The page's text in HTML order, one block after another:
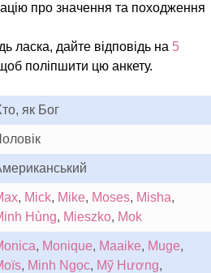
про значення та походження
ласка, дайте відповідь на 5
поліпшити цю анкету.
як Бог
, Mick, Mike, Moses, Misha,
Hùng, Mieszko, Mok
, Monique, Maaike, Muge,
, Minh Ngọc, Mỹ Hương,